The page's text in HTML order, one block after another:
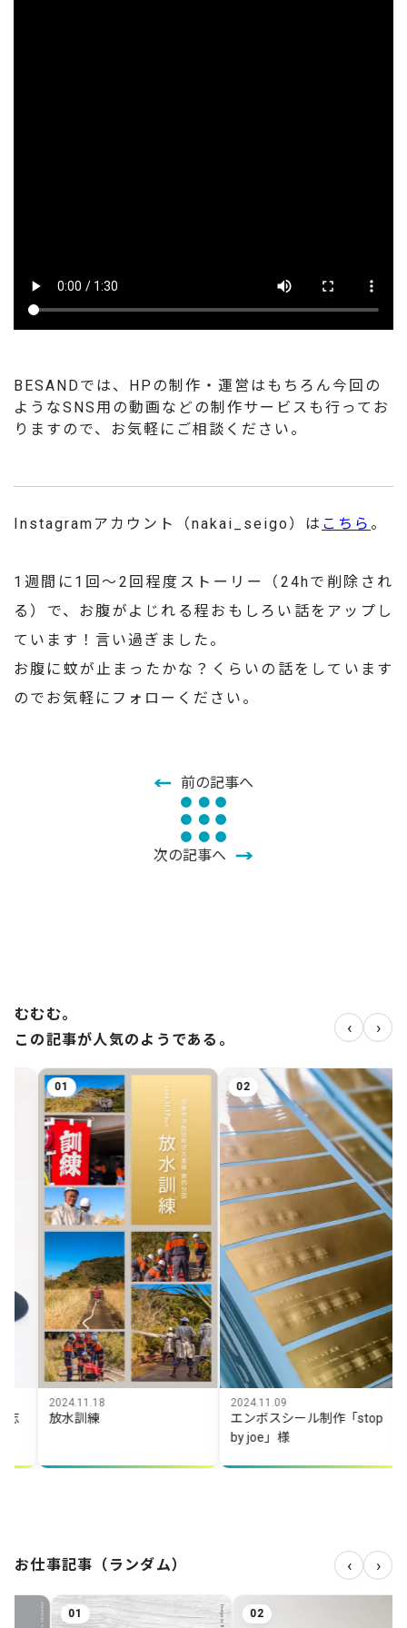
BESANDでは、HPの制作・運営はもちろん今回の
ようなSNS用の動画などの制作サービスも行ってお
りますので、お気軽にご相談ください。
Instagramアカウント（nakai_seigo）は こちら 。
1週間に1回～2回程度ストーリー（24hで削除され
る）で、お腹がよじれる程おもしろい話をアップし
ています！言い過ぎました。
お腹に蚊が止まったかな？くらいの話をしています
のでお気軽にフォローください。
前の記事へ
次の記事へ
むむむ。
この記事が人気のようである。
‹ ›
練
02
エンボスシール制作「stop
03
「大杉谷渓
お仕事記事（ランダム） ‹ ›
02